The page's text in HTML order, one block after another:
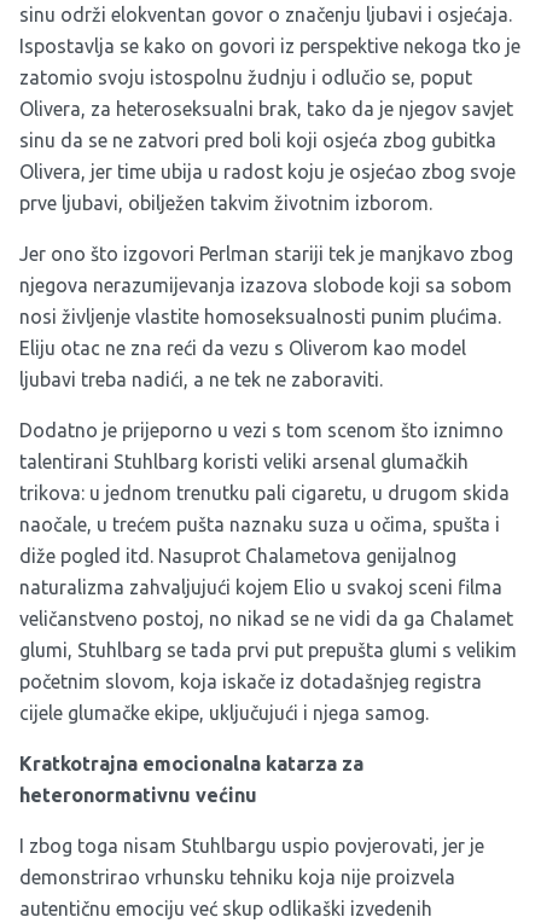
sinu održi elokventan govor o značenju ljubavi i osjećaja.
Ispostavlja se kako on govori iz perspektive nekoga tko je
zatomio svoju istospolnu žudnju i odlučio se, poput
Olivera, za heteroseksualni brak, tako da je njegov savjet
sinu da se ne zatvori pred boli koji osjeća zbog gubitka
Olivera, jer time ubija u radost koju je osjećao zbog svoje
prve ljubavi, obilježen takvim životnim izborom.
Jer ono što izgovori Perlman stariji tek je manjkavo zbog
njegova nerazumijevanja izazova slobode koji sa sobom
nosi življenje vlastite homoseksualnosti punim plućima.
Eliju otac ne zna reći da vezu s Oliverom kao model
ljubavi treba nadići, a ne tek ne zaboraviti.
Dodatno je prijeporno u vezi s tom scenom što iznimno
talentirani Stuhlbarg koristi veliki arsenal glumačkih
trikova: u jednom trenutku pali cigaretu, u drugom skida
naočale, u trećem pušta naznaku suza u očima, spušta i
diže pogled itd. Nasuprot Chalametova genijalnog
naturalizma zahvaljujući kojem Elio u svakoj sceni filma
veličanstveno postoj, no nikad se ne vidi da ga Chalamet
glumi, Stuhlbarg se tada prvi put prepušta glumi s velikim
početnim slovom, koja iskače iz dotadašnjeg registra
cijele glumačke ekipe, uključujući i njega samog.
Kratkotrajna emocionalna katarza za
heteronormativnu većinu
I zbog toga nisam Stuhlbargu uspio povjerovati, jer je
demonstrirao vrhunsku tehniku koja nije proizvela
autentičnu emociju već skup odlikaški izvedenih